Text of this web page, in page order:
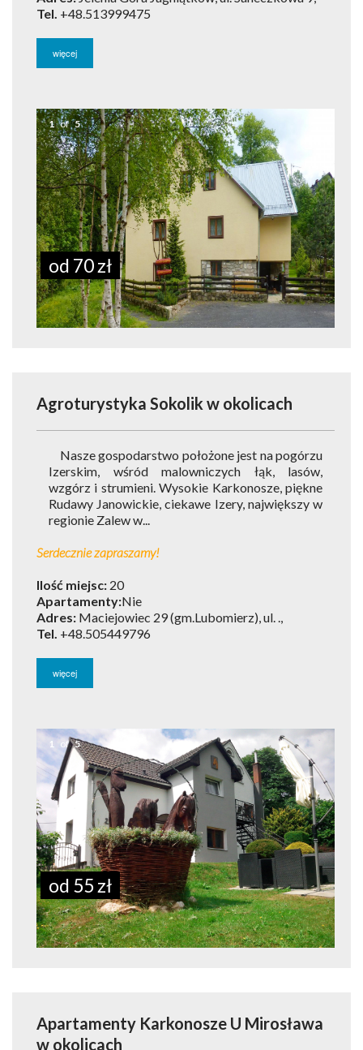
Tel. +48.513999475
więcej
1 of 5
od 70 zł
Agroturystyka Sokolik w okolicach
Nasze gospodarstwo położone jest na pogórzu
Izerskim, wśród malowniczych łąk, lasów,
wzgórz i strumieni. Wysokie Karkonosze, piękne
Rudawy Janowickie, ciekawe Izery, największy w
regionie Zalew w...
Serdecznie zapraszamy!
Ilość miejsc: 20
Apartamenty:Nie
Adres: Maciejowiec 29 (gm.Lubomierz), ul. .,
Tel. +48.505449796
więcej
1 of 5
od 55 zł
Apartamenty Karkonosze U Mirosława
w okolicach